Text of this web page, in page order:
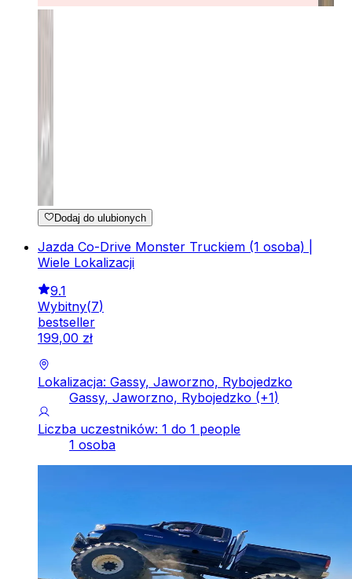
Dodaj do ulubionych
Jazda Co-Drive Monster Truckiem (1 osoba) |
Wiele Lokalizacji
9.1
Wybitny(7)
bestseller
199,00 zł
Lokalizacja: Gassy, Jaworzno, Rybojedzko
Gassy, Jaworzno, Rybojedzko (+1)
Liczba uczestników: 1 do 1 people
1 osoba